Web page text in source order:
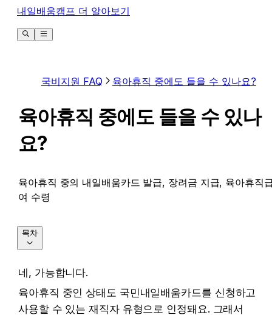
내일배움캠프 더 알아보기
국비지원 FAQ 육아휴직 중에도 들을 수 있나요?
육아휴직 중에도 들을 수 있나
요?
육아휴직 중의 내일배움카드 발급, 장려금 지급, 육아휴직
여 수령
네, 가능합니다.
육아휴직 중인 상태도 국민내일배움카드를 신청하고
사용할 수 있는 재직자 유형으로 인정돼요. 그래서
목차